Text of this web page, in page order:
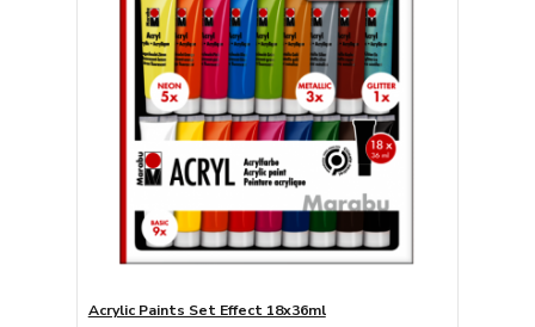
Acrylic Paints Set Effect 18x36ml